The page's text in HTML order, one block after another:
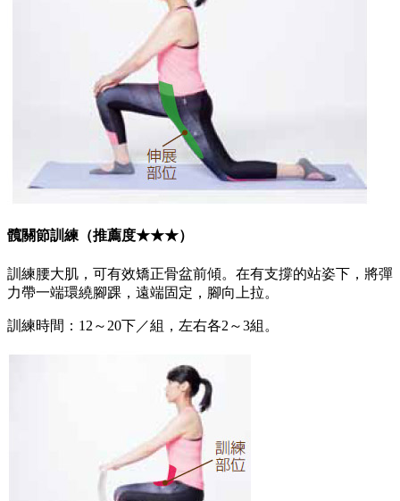
髖關節訓練（推薦度★★★）
訓練腰大肌，可有效矯正骨盆前傾。在有支撐的站姿下，將彈
力帶一端環繞腳踝，遠端固定，腳向上拉。
訓練時間：12～20下／組，左右各2～3組。